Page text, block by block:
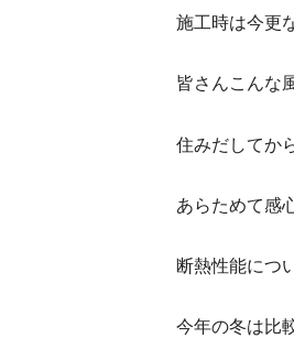
施工時は今更
皆さんこんな
住みだしてか
あらためて感
断熱性能につ
今年の冬は比